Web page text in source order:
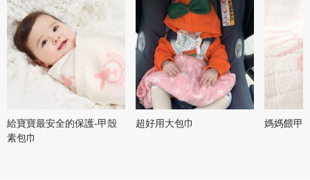
給寶寶最安全的保護-甲殼
素包巾
超好用大包巾 媽媽餵甲